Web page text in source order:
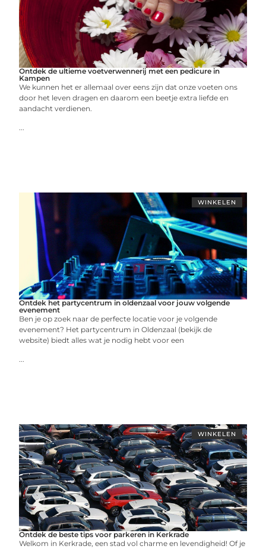
Ontdek de ultieme voetverwennerij met een pedicure in
Kampen
We kunnen het er allemaal over eens zijn dat onze voeten ons
door het leven dragen en daarom een beetje extra liefde en
aandacht verdienen.
...
WINKELEN
Ontdek het partycentrum in oldenzaal voor jouw volgende
evenement
Ben je op zoek naar de perfecte locatie voor je volgende
evenement? Het partycentrum in Oldenzaal (bekijk de
website) biedt alles wat je nodig hebt voor een
...
WINKELEN
Ontdek de beste tips voor parkeren in Kerkrade
Welkom in Kerkrade, een stad vol charme en levendigheid! Of je